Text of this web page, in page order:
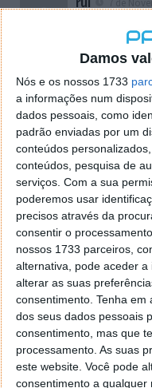
Damos
Nós e os nossos 1733
a informações num
dados pessoais, como
padrão enviadas por um
conteúdos
conteúdos, pesquisa de
serviços. Com a sua
poderemos usar
precisos através da
consentir o
nossos 1733 parceiros,
alternativa, pode aceder
alterar as suas
consentimento. Tenha em
dos seus dados pessoais
consentimento, mas que
processamento. As suas
este website. Você pode
consentimento a
localizaçao
o firefox como
tentei apagar o
firefox mas em
agradecido,
Responder
Vítor M.
7
@Reporter
Desculpa mas o
o MSn Messenger
Responder
Vítor M.
@Rui
Tens de
janela iniciar e
rato faz
clica no botão